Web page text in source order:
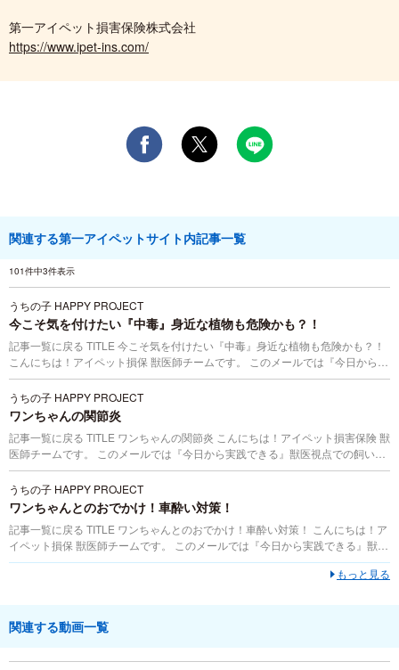
第一アイペット損害保険株式会社
https://www.ipet-ins.com/
関連する第一アイペットサイト内記事一覧
101件中3件表示
うちの子 HAPPY PROJECT
今こそ気を付けたい『中毒』身近な植物も危険かも？！
記事一覧に戻る TITLE 今こそ気を付けたい『中毒』身近な植物も危険かも？！
こんにちは！アイペット損保 獣医師チームです。 このメールでは『今日から実
践できる』獣医視点での飼い方情報を毎月お伝えしていきます！ 最近ではおう
ち時間を...
うちの子 HAPPY PROJECT
ワンちゃんの関節炎
記事一覧に戻る TITLE ワンちゃんの関節炎 こんにちは！アイペット損害保険 獣
医師チームです。 このメールでは『今日から実践できる』獣医視点での飼い方
情報を毎月お伝えしていきます！ まだまだ寒い日が続きますね。皆さまの中に
も、この...
うちの子 HAPPY PROJECT
ワンちゃんとのおでかけ！車酔い対策！
記事一覧に戻る TITLE ワンちゃんとのおでかけ！車酔い対策！ こんにちは！ア
イペット損保 獣医師チームです。 このメールでは『今日から実践できる』獣医
視点での飼い方情報を毎月お伝えしていきます！ 愛犬を連れてのおでかけはワ
もっと見る
関連する動画一覧